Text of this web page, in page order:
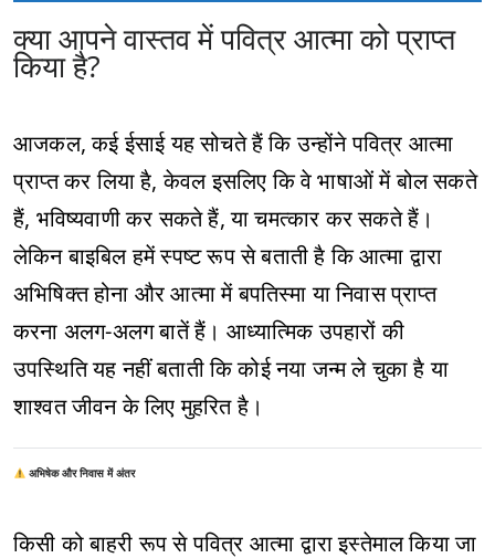
क्या आपने वास्तव में पवित्र आत्मा को प्राप्त
किया है?
आजकल, कई ईसाई यह सोचते हैं कि उन्होंने पवित्र आत्मा
प्राप्त कर लिया है, केवल इसलिए कि वे भाषाओं में बोल सकते
हैं, भविष्यवाणी कर सकते हैं, या चमत्कार कर सकते हैं।
लेकिन बाइबिल हमें स्पष्ट रूप से बताती है कि आत्मा द्वारा
अभिषिक्त होना और आत्मा में बपतिस्मा या निवास प्राप्त
करना अलग-अलग बातें हैं। आध्यात्मिक उपहारों की
उपस्थिति यह नहीं बताती कि कोई नया जन्म ले चुका है या
शाश्वत जीवन के लिए मुहरित है।
अभिषेक और निवास में अंतर
किसी को बाहरी रूप से पवित्र आत्मा द्वारा इस्तेमाल किया जा